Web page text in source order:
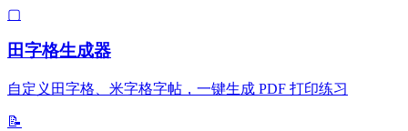
▢
田字格生成器
自定义田字格、米字格字帖，一键生成 PDF 打印练习
📝